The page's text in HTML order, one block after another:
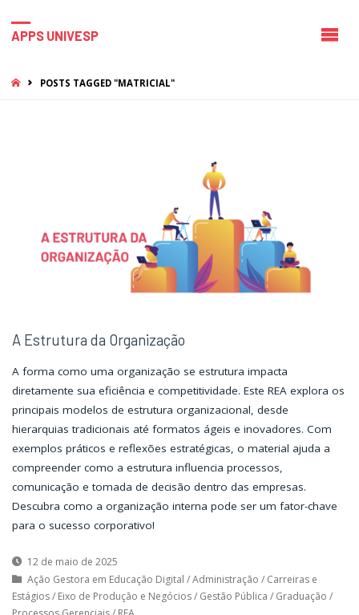
APPS UNIVESP
HOMEPOSTS TAGGED "MATRICIAL"
A Estrutura da Organização
A forma como uma organização se estrutura impacta
diretamente sua eficiência e competitividade. Este REA explora os
principais modelos de estrutura organizacional, desde
hierarquias tradicionais até formatos ágeis e inovadores. Com
exemplos práticos e reflexões estratégicas, o material ajuda a
compreender como a estrutura influencia processos,
comunicação e tomada de decisão dentro das empresas.
Descubra como a organização interna pode ser um fator-chave
para o sucesso corporativo!
12 de maio de 2025
Ação Gestora em Educação Digital /Administração / Carreiras e
Estágios/ Eixo de Produção e Negócios/ Gestão Pública / Graduação /